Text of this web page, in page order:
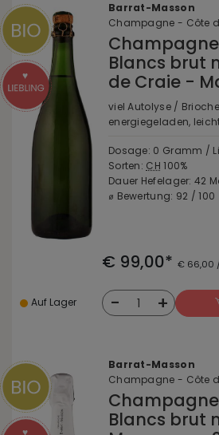
Barrat-Masson
Champagne - Côte
Blancs brut
de Craie -
viel Autolyse /
energiegeladen,
Dosage: 0 Gramm /
Sorten: CH 100%
Dauer Hefelager: 42
⌀ Bewertung: 92 / 100
€ 99,00* € 66,00
Auf Lager - 1 +
Barrat-Masson
Champagne - Côte
Blancs brut